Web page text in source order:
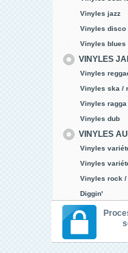
Vinyles jazz
Vinyles disco
Vinyles blues
VINYLES
Vinyles
Vinyles ska /
Vinyles
Vinyles dub
VINYLES
Vinyles
Vinyles
Vinyles rock /
Diggin'